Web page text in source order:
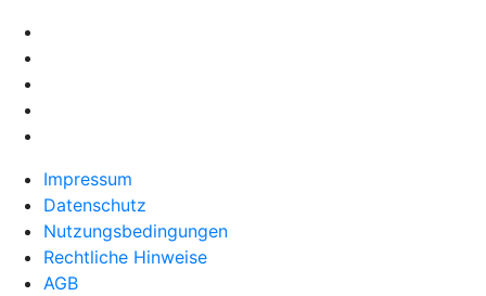
Impressum
Datenschutz
Nutzungsbedingungen
Rechtliche Hinweise
AGB